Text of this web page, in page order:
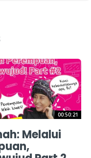
00:50:21
Melalui